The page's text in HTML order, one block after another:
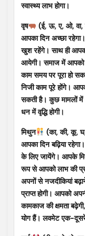
स्वास्थ्य लाभ होगा।
वृष
(ई, ऊ, ए, ओ, वा,
आपका दिन अच्छा
खुश रहेंगे। साथ ही
आयेगी। समाज में आपको
काम समय पर पूरा हो
निजी काम पूरे होंगे।
सकती है। कुछ मामलों में
धन में वृद्धि होगी।
मिथुन
(का, की, कू,
आपका दिन बढ़िया
के लिए जायेंगे। आपके
रूप से आपको लाभ की
अपनों से नजदीकियां
प्राप्त होगी। आपको
कामकाज की क्षमता
योग हैं। लवमेट एक-